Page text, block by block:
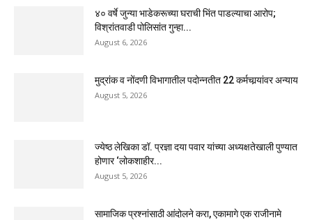
४० वर्षे जुन्या भाडेकरूच्या घराची भिंत पाडल्याचा आरोप;
विश्रांतवाडी पोलिसांत गुन्हा...
August 6, 2026
मुद्रांक व नोंदणी विभागातील पदोन्नतीत 22 कर्मचार्‍यांवर अन्याय
August 5, 2026
ज्येष्ठ लेखिका डॉ. प्रज्ञा दया पवार यांच्या अध्यक्षतेखाली पुण्यात
होणार ‘लोकशाहीर...
August 5, 2026
सामाजिक प्रश्नांसाठी आंदोलने करा, एकामागे एक राजीनामे